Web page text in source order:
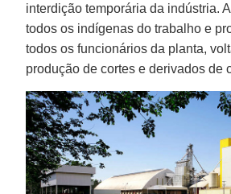
interdição temporária da indústria.
todos os indígenas do trabalho e
todos os funcionários da planta,
produção de cortes e derivados de